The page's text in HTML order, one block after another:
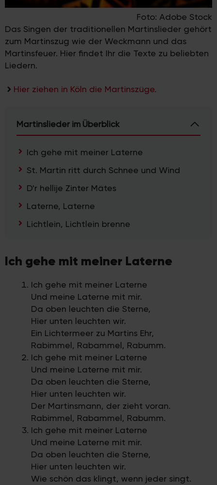
Foto: Adobe Stock
Das Singen der traditionellen Martinslieder gehört
zum Martinszug wie der Weckmann und das
Martinsfeuer. Hier findet Ihr die Texte zu beliebten
Liedern.
Hier ziehen in Köln die Martinszüge.
Martinslieder im Überblick
Ich gehe mit meiner Laterne
St. Martin ritt durch Schnee und Wind
D'r hellije Zinter Mätes
Laterne, Laterne
Lichtlein, Lichtlein brenne
Ich gehe mit meiner Laterne
Ich gehe mit meiner Laterne
Und meine Laterne mit mir.
Da oben leuchten die Sterne,
Hier unten leuchten wir.
Ein Lichtermeer zu Martins Ehr,
Rabimmel, Rabammel, Rabumm.
Ich gehe mit meiner Laterne
Und meine Laterne mit mir.
Da oben leuchten die Sterne,
Hier unten leuchten wir.
Der Martinsmann, der zieht voran.
Rabimmel, Rabammel, Rabumm.
Ich gehe mit meiner Laterne
Und meine Laterne mit mir.
Da oben leuchten die Sterne,
Hier unten leuchten wir.
Wie schön das klingt, wenn jeder singt.